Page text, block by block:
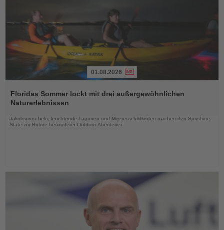
Sie
die
01.08.2026
Floridas Sommer lockt mit drei außergewöhnlichen
Naturerlebnissen
Jakobsmuscheln, leuchtende Lagunen und Meeresschildkröten machen den Sunshine
State zur Bühne besonderer Outdoor-Abenteuer